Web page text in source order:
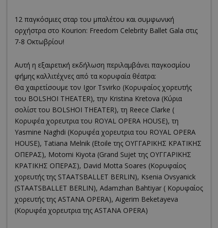
12 παγκόσμιες σταρ του μπαλέτου και συμφωνική
ορχήστρα στο Kourion: Freedom Celebrity Ballet Gala στις
7-8 Οκτωβρίου!
Αυτή η εξαιρετική εκδήλωση περιλαμβάνει παγκοσμίου
φήμης καλλιτέχνες από τα κορυφαία θέατρα:
Θα χαιρετίσουμε τον Igor Tsvirko (Kορυφαίος χορευτής
του BOLSHOI THEATER), την Kristina Kretova (Κύρια
σολίστ του BOLSHOI THEATER), τη Reece Clarke (
Kορυφέα χορευτρια του ROYAL OPERA HOUSE), τη
Yasmine Naghdi (Kορυφέα χορευτρια του ROYAL OPERA
HOUSE), Tatiana Melnik (Etoile της ΟΥΓΓΑΡΙΚΗΣ ΚΡΑΤΙΚΗΣ
ΟΠΕΡΑΣ), Motomi Kiyota (Grand Sujet της ΟΥΓΓΑΡΙΚΗΣ
ΚΡΑΤΙΚΗΣ ΟΠΕΡΑΣ), David Motta Soares (Kορυφαίος
χορευτής της STAATSBALLET BERLIN), Ksenia Ovsyanick
(STAATSBALLET BERLIN), Adamzhan Bahtiyar ( Kορυφαίος
χορευτής της ASTANA OPERA), Aigerim Beketayeva
(Kορυφέα χορευτρια της ASTANA OPERA)